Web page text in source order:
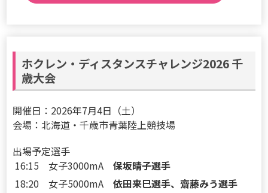
ホクレン・ディスタンスチャレンジ2026 千
歳大会
開催日：2026年7月4日（土）
会場：北海道・千歳市青葉陸上競技場
出場予定選手
16:15 女子3000mA保坂晴子選手
18:20 女子5000mA依田来巳選手、齋藤みう選手